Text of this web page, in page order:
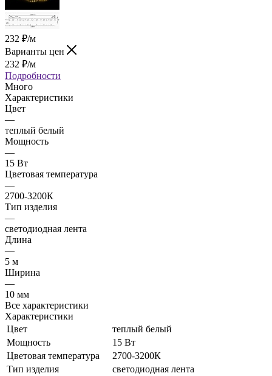
232 ₽/м
Варианты цен
232 ₽/м
Подробности
Много
Характеристики
Цвет
—
теплый белый
Мощность
—
15 Вт
Цветовая температура
—
2700-3200К
Тип изделия
—
светодиодная лента
Длина
—
5 м
Ширина
—
10 мм
Все характеристики
Характеристики
Цвет
теплый белый
Мощность
15 Вт
Цветовая температура
2700-3200К
Тип изделия
светодиодная лента